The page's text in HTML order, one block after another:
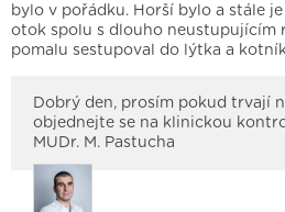
bylo v pořádku. Horší bylo a stále
otok spolu s dlouho neustupujícím
pomalu sestupoval do lýtka a
Dobrý den, prosím pokud trvají
objednejte se na klinickou
MUDr. M. Pastucha